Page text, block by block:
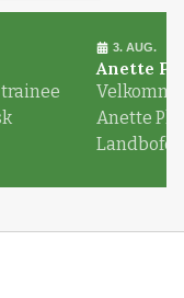
3. AUG.
Anette
Anette